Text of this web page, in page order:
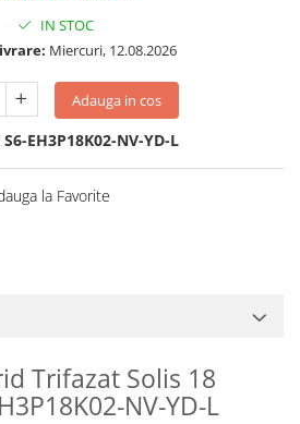
IN STOC
Miercuri, 12.08.2026
Adauga in cos
S6-EH3P18K02-NV-YD-L
la Favorite
Trifazat Solis 18
NV-YD-L